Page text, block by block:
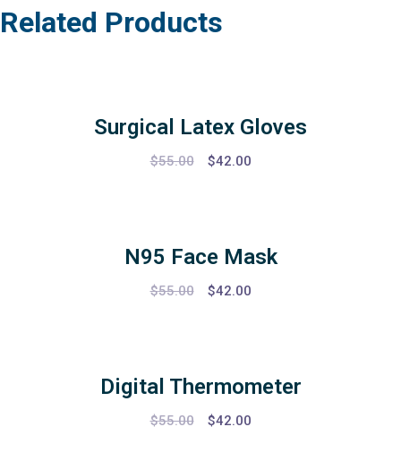
Related Products
Surgical Latex Gloves
$55.00 $42.00
N95 Face Mask
$55.00 $42.00
Digital Thermometer
$55.00 $42.00